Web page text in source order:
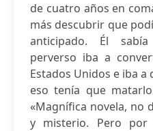
de cuatro años en
más descubrir que
anticipado. Él
perverso iba a
Estados Unidos e iba
eso tenía que
«Magnífica novela, no
y misterio. Pero